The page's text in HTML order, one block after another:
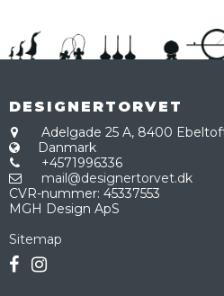
DESIGNERTORVET
Adelgade 25 A, 8400
Danmark
+4571996336
mail@designertorvet.dk
CVR-nummer: 45337553
MGH Design ApS
Sitemap